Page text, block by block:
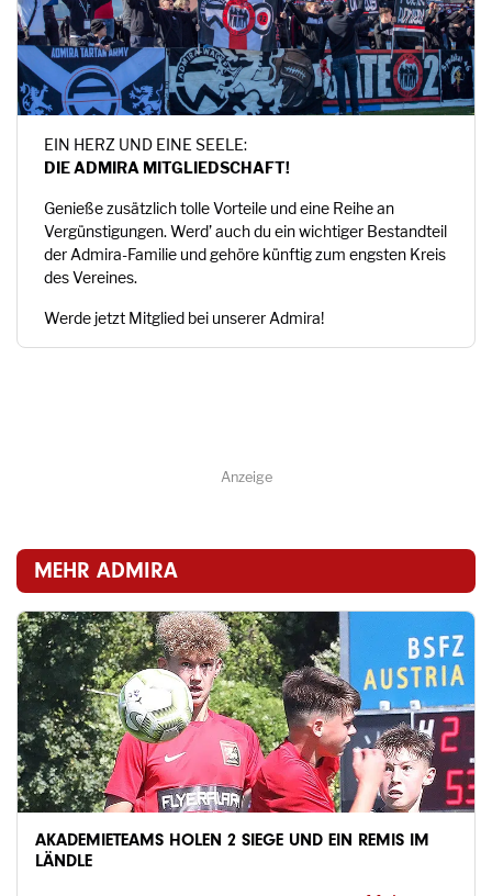
MEHR ADMIRA
AKADEMIETEAMS HOLEN 2 SIEGE UND EIN REMIS IM
LÄNDLE
EIN HERZ UND EINE SEELE:
DIE ADMIRA MITGLIEDSCHAFT!
Genieße zusätzlich tolle Vorteile und eine Reihe an
Vergünstigungen. Werd’ auch du ein wichtiger Bestandteil
der Admira-Familie und gehöre künftig zum engsten Kreis
des Vereines.
Werde jetzt Mitglied bei unserer Admira!
Anzeige